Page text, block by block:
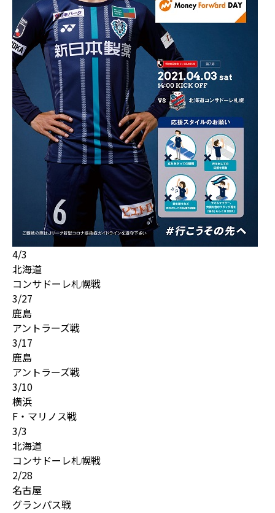
4/3
北海道
コンサドーレ札幌戦
3/27
鹿島
アントラーズ戦
3/17
鹿島
アントラーズ戦
3/10
横浜
F・マリノス戦
3/3
北海道
コンサドーレ札幌戦
2/28
名古屋
グランパス戦